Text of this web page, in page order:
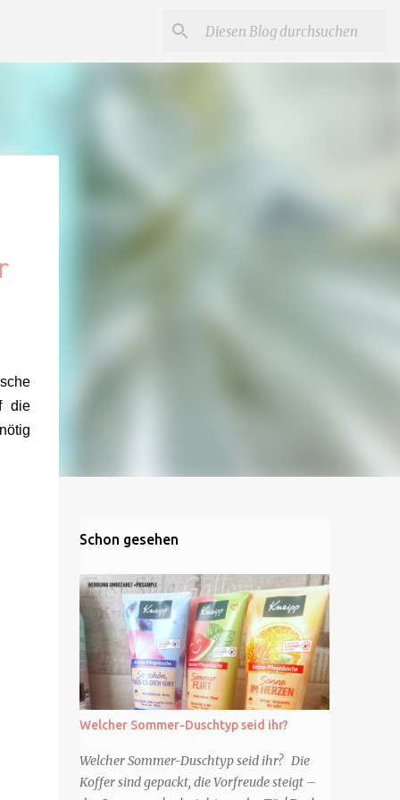
die
Schon gesehen
Welcher Sommer-Duschtyp seid ihr?
Welcher Sommer-Duschtyp seid ihr? Die
Koffer sind gepackt, die Vorfreude steigt –